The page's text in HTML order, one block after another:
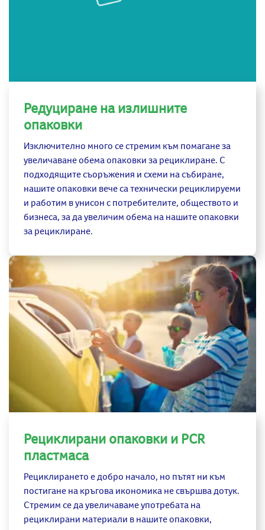
Редуциране на излишните
опаковки
Изключително много се стремим към помагане за
увеличаване обема опаковки за рециклиране. С
подходящите съоръжения и схеми на събиране,
нашите опаковки вече са технически рециклируеми
и работим в унисон с потребителите, обществото и
бизнеса, за да увеличим обема на нашите опаковки
за рециклиране.
Рециклирани опаковки и PCR
пластмаса
Рециклирането е добро начало, но пътят ни към
постигане на кръгова икономика не свършва дотук.
Стремим се да увеличаваме употребата на
рециклирани материали в нашите опаковки,